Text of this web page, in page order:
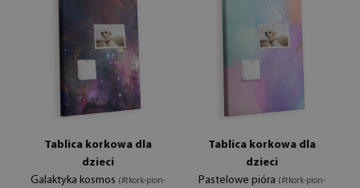
Tablica korkowa dla
dzieci
Galaktyka kosmos (#tkork-pion-
Tablica korkowa dla
dzieci
Pastelowe pióra (#tkork-pion-